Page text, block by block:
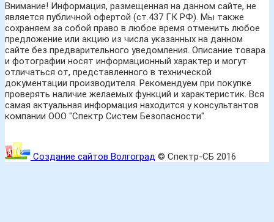
Внимание! Информация, размещенная на данном сайте, не
является публичной офертой (ст.437 ГК РФ). Мы также
сохраняем за собой право в любое время отменить любое
предложение или акцию из числа указанных на данном
сайте без предварительного уведомления. Описание товара
и фотографии носят информационный характер и могут
отличаться от, представленного в технической
документации производителя. Рекомендуем при покупке
проверять наличие желаемых функций и характеристик. Вся
самая актуальная информация находится у консультантов
компании ООО "Спектр Систем Безопасности".
Создание сайтов Волгоград © Спектр-СБ 2016